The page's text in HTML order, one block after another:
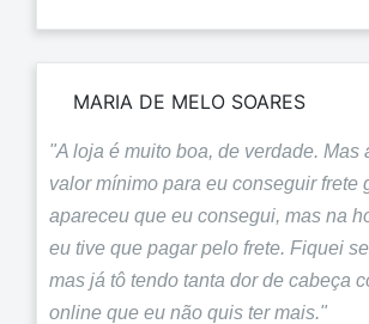
MARIA DE MELO SOARES
"A loja é muito boa, de verdade. Mas
valor mínimo para eu conseguir frete
apareceu que eu consegui, mas na
eu tive que pagar pelo frete. Fiquei
mas já tô tendo tanta dor de cabeça
online que eu não quis ter mais."